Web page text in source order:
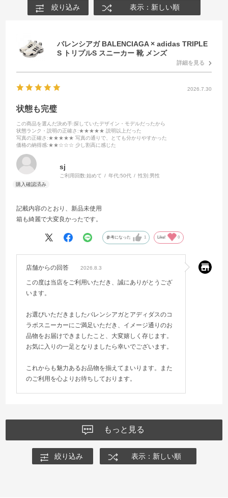
絞り込み 表示：新しい順
バレンシアガ BALENCIAGA × adidas TRIPLE
S トリプルS スニーカー 靴 メンズ
詳細を見る
2026.7.30
状態も完璧
この商品を選んだ決め手:探していたデザイン・モデルだったから
状態ランク・説明の正確さ :★★★★★ 説明以上だった
写真の正確さ :★★★★★ 写真の通りで、とても分かりやすかった
価格の納得感:★★☆☆☆ 少し割高に感じた
sj
ご利用回数:始めて 年代:50代 性別:男性
記載内容のとおり、新品未使用
箱も綺麗で大変良かったです。
参考になった 1 Like! 0
店舗からの回答 2026.8.3
この度は当店をご利用いただき、誠にありがとうござ
います。
お選びいただきましたバレンシアガとアディダスのコ
ラボスニーカーにご満足いただき、イメージ通りのお
品物をお届けできましたこと、大変嬉しく存じます。
お気に入りの一足となりましたら幸いでございます。
これからも魅力あるお品物を揃えてまいります。また
のご利用を心よりお待ちしております。
もっと見る
絞り込み 表示：新しい順